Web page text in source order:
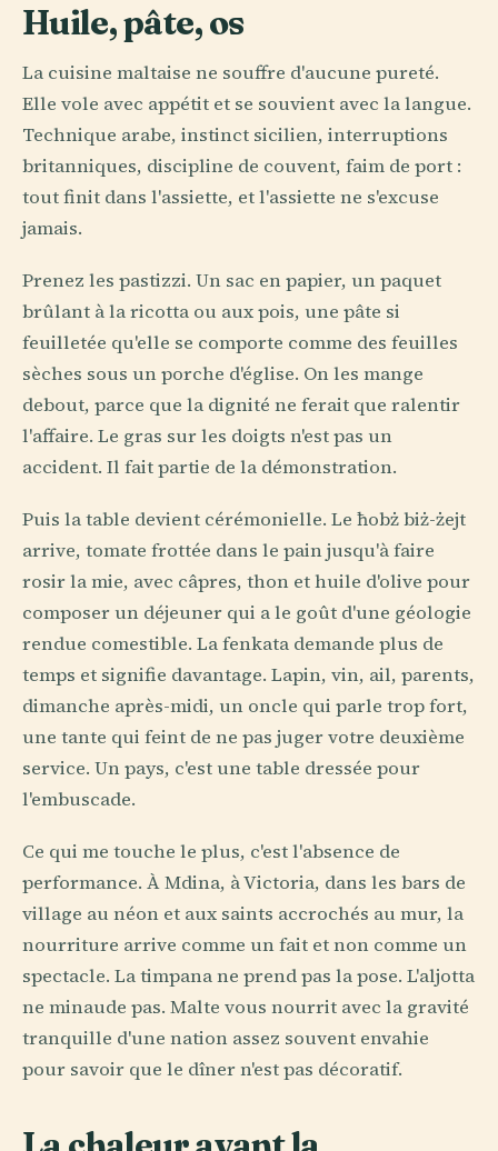
Huile, pâte, os
La cuisine maltaise ne souffre d'aucune pureté.
Elle vole avec appétit et se souvient avec la langue.
Technique arabe, instinct sicilien, interruptions
britanniques, discipline de couvent, faim de port :
tout finit dans l'assiette, et l'assiette ne s'excuse
jamais.
Prenez les pastizzi. Un sac en papier, un paquet
brûlant à la ricotta ou aux pois, une pâte si
feuilletée qu'elle se comporte comme des feuilles
sèches sous un porche d'église. On les mange
debout, parce que la dignité ne ferait que ralentir
l'affaire. Le gras sur les doigts n'est pas un
accident. Il fait partie de la démonstration.
Puis la table devient cérémonielle. Le ħobż biż-żejt
arrive, tomate frottée dans le pain jusqu'à faire
rosir la mie, avec câpres, thon et huile d'olive pour
composer un déjeuner qui a le goût d'une géologie
rendue comestible. La fenkata demande plus de
temps et signifie davantage. Lapin, vin, ail, parents,
dimanche après-midi, un oncle qui parle trop fort,
une tante qui feint de ne pas juger votre deuxième
service. Un pays, c'est une table dressée pour
l'embuscade.
Ce qui me touche le plus, c'est l'absence de
performance. À Mdina, à Victoria, dans les bars de
village au néon et aux saints accrochés au mur, la
nourriture arrive comme un fait et non comme un
spectacle. La timpana ne prend pas la pose. L'aljotta
ne minaude pas. Malte vous nourrit avec la gravité
tranquille d'une nation assez souvent envahie
pour savoir que le dîner n'est pas décoratif.